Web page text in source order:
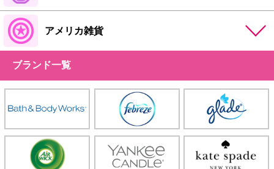
アメリカ雑貨
ブランド一覧